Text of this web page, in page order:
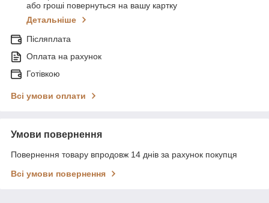
або гроші повернуться на вашу картку
Детальніше
Післяплата
Оплата на рахунок
Готівкою
Всі умови оплати
Умови повернення
Повернення товару впродовж 14 днів за рахунок покупця
Всі умови повернення